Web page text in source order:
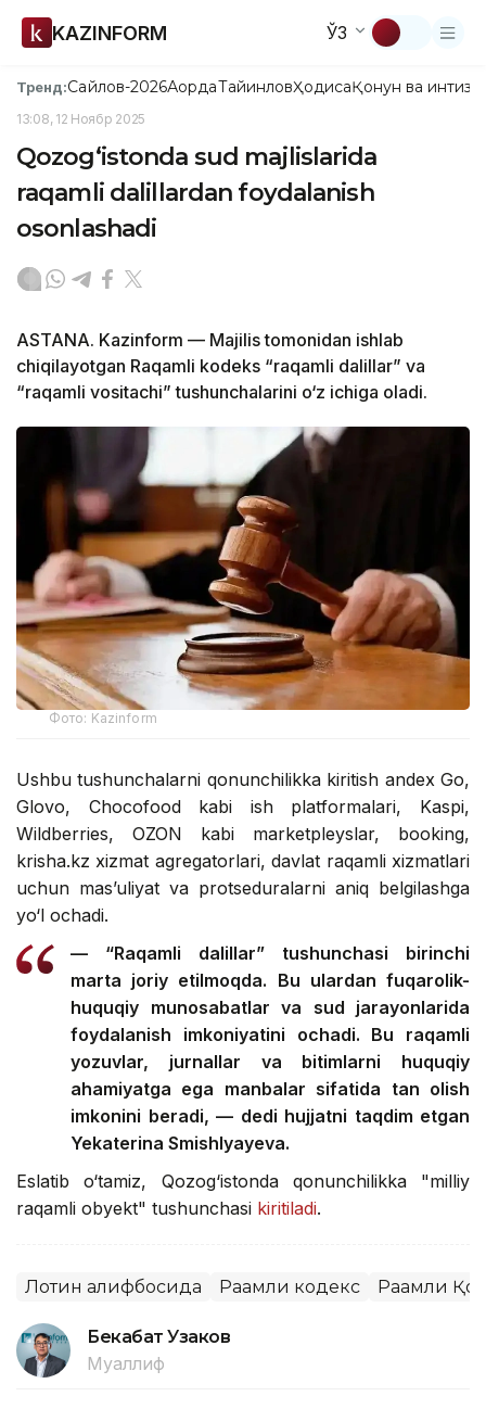
KAZINFORM ЎЗ
Тренд:Сайлов-2026АқордаТайинловҲодисаҚонун ва
13:08, 12 Ноябр 2025
Qozog‘istonda sud majlislarida
raqamli dalillardan foydalanish
osonlashadi
ASTANA. Kazinform — Majilis tomonidan ishlab
chiqilayotgan Raqamli kodeks “raqamli dalillar” va
“raqamli vositachi” tushunchalarini o‘z ichiga oladi.
Фото: Kazinform
Ushbu tushunchalarni qonunchilikka kiritish andex Go,
Glovo, Chocofood kabi ish platformalari, Kaspi,
Wildberries, OZON kabi marketpleyslar, booking,
krisha.kz xizmat agregatorlari, davlat raqamli xizmatlari
uchun mas’uliyat va protseduralarni aniq belgilashga
yo‘l ochadi.
— “Raqamli dalillar” tushunchasi birinchi
marta joriy etilmoqda. Bu ulardan fuqarolik-
huquqiy munosabatlar va sud jarayonlarida
foydalanish imkoniyatini ochadi. Bu raqamli
yozuvlar, jurnallar va bitimlarni huquqiy
ahamiyatga ega manbalar sifatida tan olish
imkonini beradi, — dedi hujjatni taqdim etgan
Yekaterina Smishlyayeva.
Eslatib o‘tamiz, Qozog‘istonda qonunchilikka "milliy
raqamli obyekt" tushunchasi kiritiladi.
Лотин алифбосида Рақамли кодекс Рақамли
Бекабат Узаков
Муаллиф